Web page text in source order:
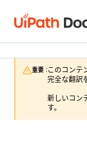
重要 :このコンテ
完全な翻訳
新しいコン
す。